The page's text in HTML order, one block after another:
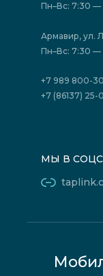
Политика
Акции
Отзывы
Пн–Вс: 7:30 —
Армавир, ул.
Пн–Вс: 7:30 —
+7 989 800-
+7 (86137) 25-
МЫ В